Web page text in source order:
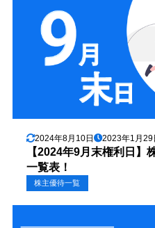
2024年8月10日 2023年1月29
【2024年9月末権利日】
一覧表！
株主優待一覧